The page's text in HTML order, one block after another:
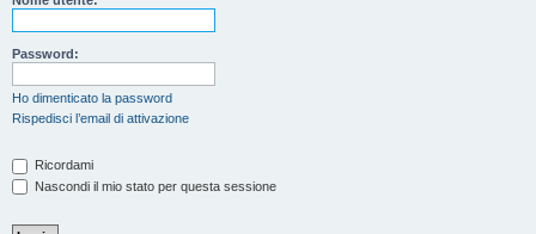
Password:
Ho dimenticato la password
Rispedisci l’email di attivazione
Ricordami
Nascondi il mio stato per questa sessione